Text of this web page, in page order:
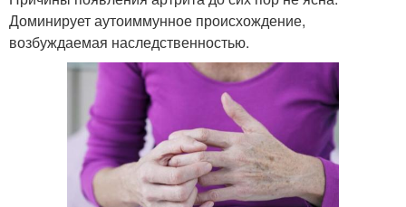
Доминирует аутоиммунное происхождение,
возбуждаемая наследственностью.